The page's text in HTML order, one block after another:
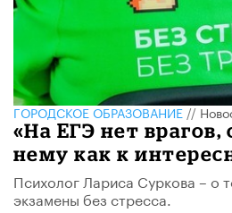
ГОРОДСКОЕ ОБРАЗОВАНИЕ//
«На ЕГЭ нет врагов,
нему как к
Психолог Лариса Суркова – о
экзамены без стресса.